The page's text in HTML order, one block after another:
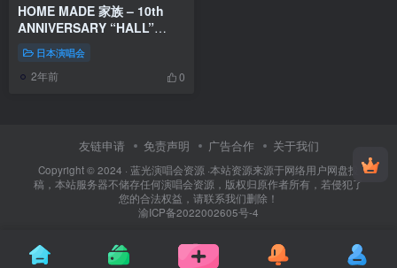
HOME MADE 家族 – 10th
ANNIVERSARY “HALL”
TOUR THE BEST OF HOME
MADE 家族 at 渋谷公会堂
2014《BDMV 22.9GB》
日本演唱会
2年前 0
友链申请 免责声明 广告合作 关于我们
Copyright © 2024 · 蓝光演唱会资源 ·本站资源来源于网络用户网盘投
稿，本站服务器不储存任何演唱会资源，版权归原作者所有，若侵犯了
您的合法权益，请联系我们删除！
渝ICP备2022002605号-4